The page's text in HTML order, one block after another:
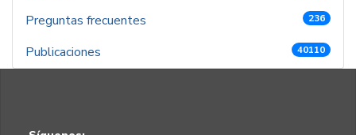
Preguntas frecuentes 236
Publicaciones 40110